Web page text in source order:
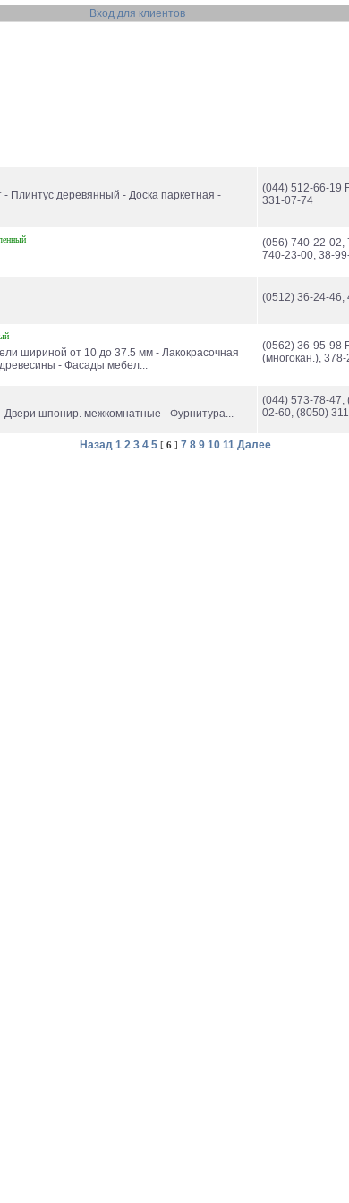
Вход для клиентов
Плинтус деревянный - Доска паркетная -
(044) 512-66-19
331-07-74
(056) 740-22-02,
740-23-00, 38-
(0512) 36-24-46,
шириной от 10 до 37.5 мм - Лакокрасочная
- Фасады мебел...
(0562) 36-95-98
(многокан.),
Двери шпонир. межкомнатные - Фурнитура...
(044) 573-78-47,
02-60, (8050)
Назад 1 2 3 4 5 [ 6 ] 7 8 9 10 11 Далее